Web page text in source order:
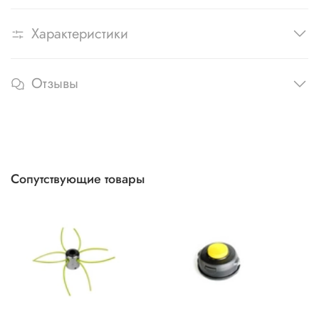
Характеристики
Отзывы
Сопутствующие товары